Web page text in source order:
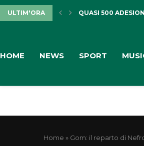
ULTIM'ORA QUASI 500
HOME NEWS SPORT
Home » Gom: il reparto di